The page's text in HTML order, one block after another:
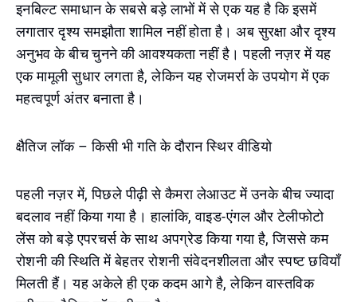
इनबिल्ट समाधान के सबसे बड़े लाभों में से एक यह है कि इसमें
लगातार दृश्य समझौता शामिल नहीं होता है। अब सुरक्षा और दृश्य
अनुभव के बीच चुनने की आवश्यकता नहीं है। पहली नज़र में यह
एक मामूली सुधार लगता है, लेकिन यह रोजमर्रा के उपयोग में एक
महत्वपूर्ण अंतर बनाता है।
क्षैतिज लॉक – किसी भी गति के दौरान स्थिर वीडियो
पहली नज़र में, पिछले पीढ़ी से कैमरा लेआउट में उनके बीच ज्यादा
बदलाव नहीं किया गया है। हालांकि, वाइड-एंगल और टेलीफोटो
लेंस को बड़े एपरचर्स के साथ अपग्रेड किया गया है, जिससे कम
रोशनी की स्थिति में बेहतर रोशनी संवेदनशीलता और स्पष्ट छवियाँ
मिलती हैं। यह अकेले ही एक कदम आगे है, लेकिन वास्तविक